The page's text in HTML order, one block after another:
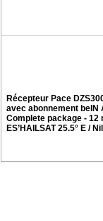
Récepteur Pace
avec abonnement beIN
Complete package - 12
ES’HAILSAT 25.5° E /